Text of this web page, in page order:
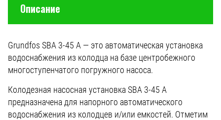
Описание
Grundfos SBA 3-45 A — это автоматическая установка
водоснабжения из колодца на базе центробежного
многоступенчатого погружного насоса.
Колодезная насосная установка SBA 3-45 A
предназначена для напорного автоматического
водоснабжения из колодцев и/или емкостей. Отметим